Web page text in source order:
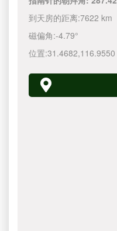
到天房的距离:7622 km
磁偏角:-4.79°
位置:31.4682,116.9550